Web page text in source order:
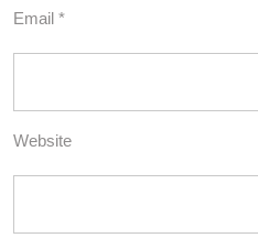
Email *
Website